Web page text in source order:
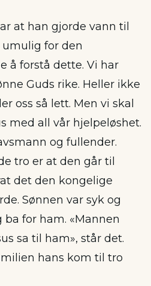
at han gjorde vann til
for den
å forstå dette. Vi har
Guds rike. Heller ikke
oss så lett. Men vi skal
med all vår hjelpeløshet.
og fullender.
tro er at den går til
det den kongelige
Sønnen var syk og
ba for ham. «Mannen
sa til ham», står det.
hans kom til tro